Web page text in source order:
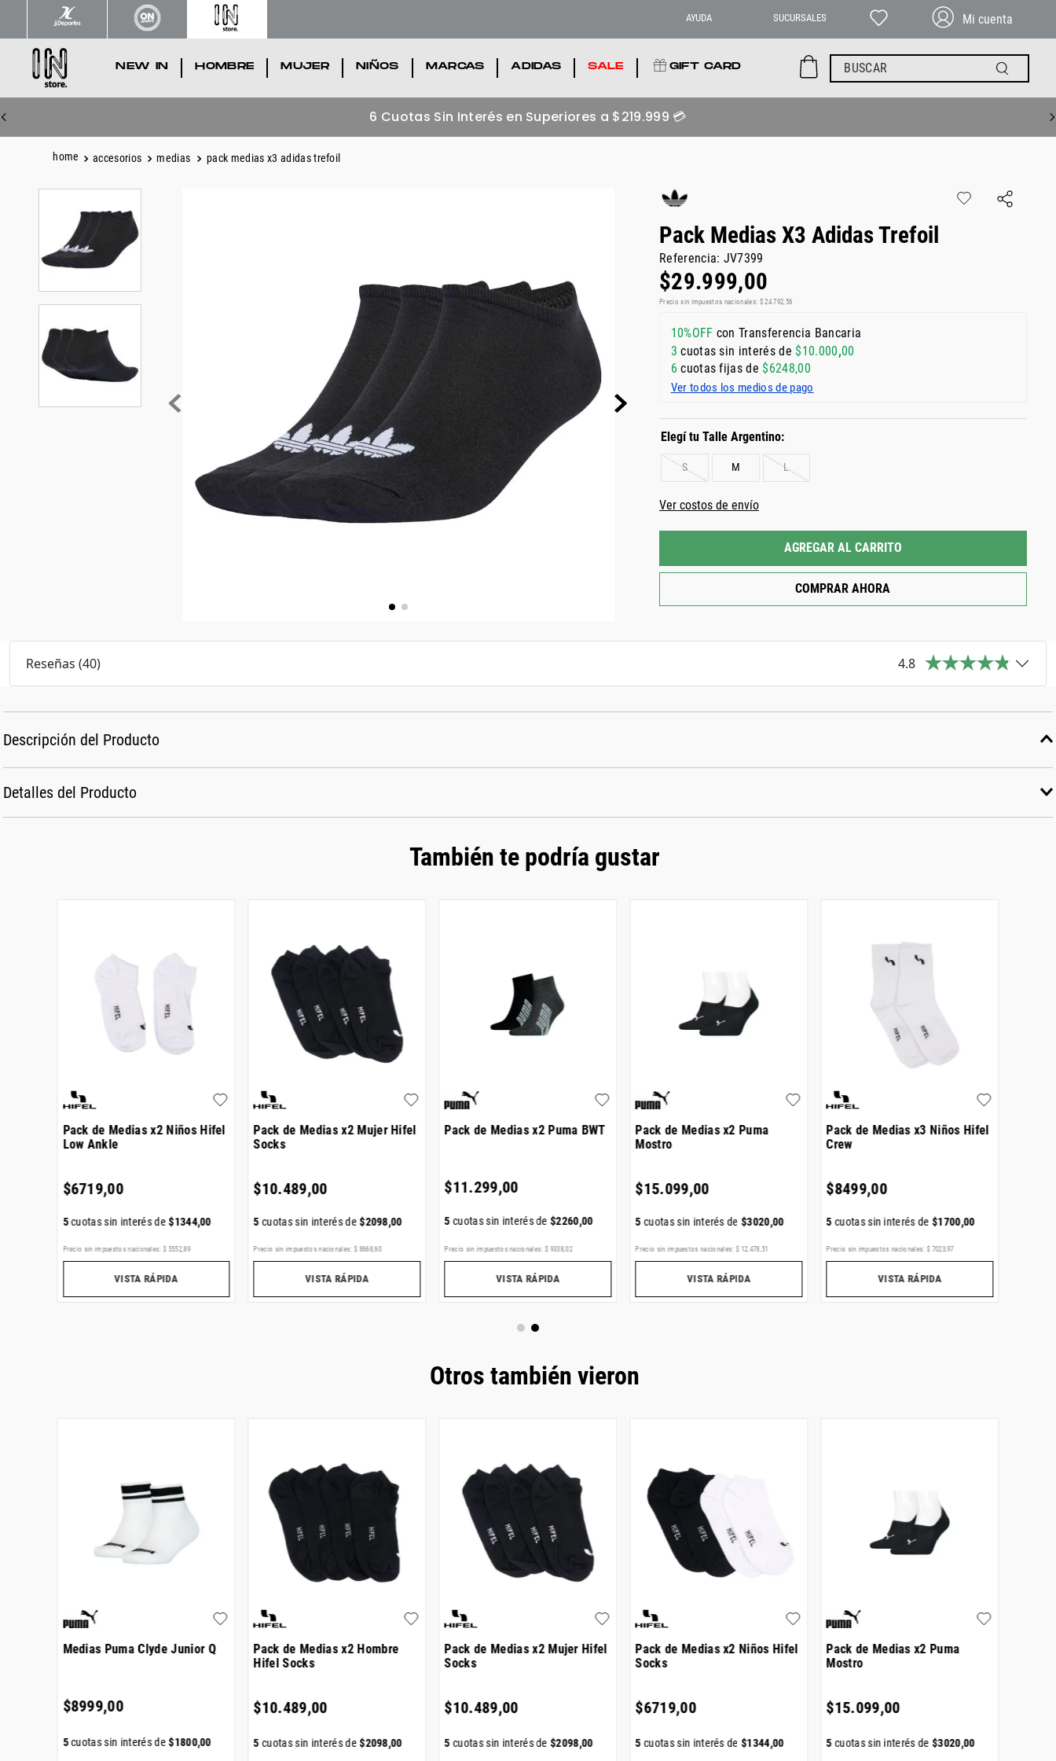
AYUDA SUCURSALES
NEW IN HOMBRE MUJER NIÑOS MARCAS ADIDAS SALE GIFT CARD BUSCAR
6 Cuotas Sin Interés en Superiores a $219.999 💳
accesorios medias pack medias x3 adidas trefoil
Pack Medias X3 Adidas Trefoil
Referencia: JV7399
$29.999,00
Precio sin impuestos nacionales: $ 24.792 56
10%OFF con Transferencia Bancaria
3 cuotas sin interés de $10.000,00
6 cuotas fijas de $6248,00
Ver todos los medios de pago
S M L
Ver costos de envío
AGREGAR AL CARRITO
COMPRAR AHORA
Reseñas (40) 4.8
Descripción del Producto
Detalles del Producto
También te podría gustar
Pack de Medias x2 Niños Hifel
Low Ankle
$6719,00
5cuotas sin interés de$1344,00
Precio sin impuestos nacionales: $ 5552,89
VISTA RÁPIDA
Pack de Medias x2 Mujer Hifel
Socks
$10.489,00
5cuotas sin interés de$2098,00
Precio sin impuestos nacionales: $ 8668,60
VISTA RÁPIDA
Pack de Medias x2 Puma BWT
$11.299,00
5cuotas sin interés de$2260,00
Precio sin impuestos nacionales: $ 9338,02
VISTA RÁPIDA
Pack de Medias x2 Puma
Mostro
$15.099,00
5cuotas sin interés de$3020,00
Precio sin impuestos nacionales: $ 12.478,51
VISTA RÁPIDA
Pack de Medias x3 Niños Hifel
Crew
$8499,00
5cuotas sin interés de$1700,00
Precio sin impuestos nacionales: $ 7023,97
VISTA RÁPIDA
Otros también vieron
Medias Puma Clyde Junior Q
$8999,00
5cuotas sin interés de$1800,00
Pack de Medias x2 Hombre
Hifel Socks
$10.489,00
5cuotas sin interés de$2098,00
Pack de Medias x2 Mujer Hifel
Socks
$10.489,00
5cuotas sin interés de$2098,00
Pack de Medias x2 Niños Hifel
Socks
$6719,00
5cuotas sin interés de$1344,00
Pack de Medias x2 Puma
Mostro
$15.099,00
5cuotas sin interés de$3020,00